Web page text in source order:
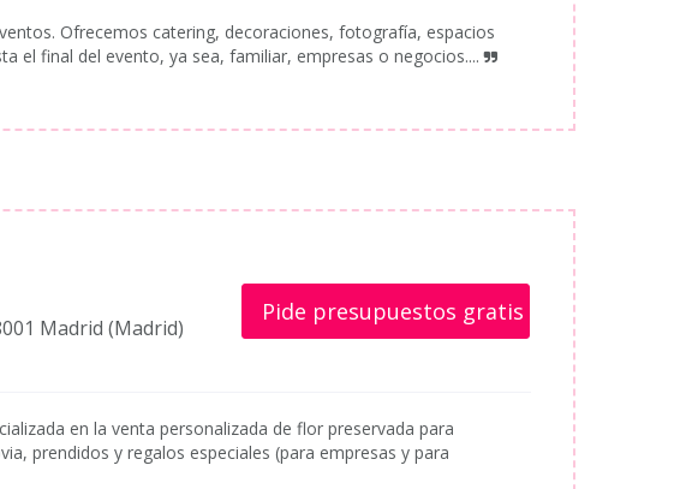
Ofrecemos catering, decoraciones, fotografía, espacios
el final del evento, ya sea, familiar, empresas o negocios....
Madrid (Madrid)
Pide presupuestos gratis
en la venta personalizada de flor preservada para
prendidos y regalos especiales (para empresas y para